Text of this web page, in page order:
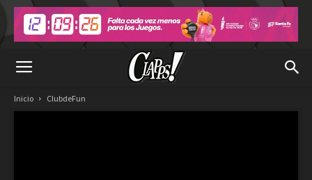
Inicio ClubdeFun